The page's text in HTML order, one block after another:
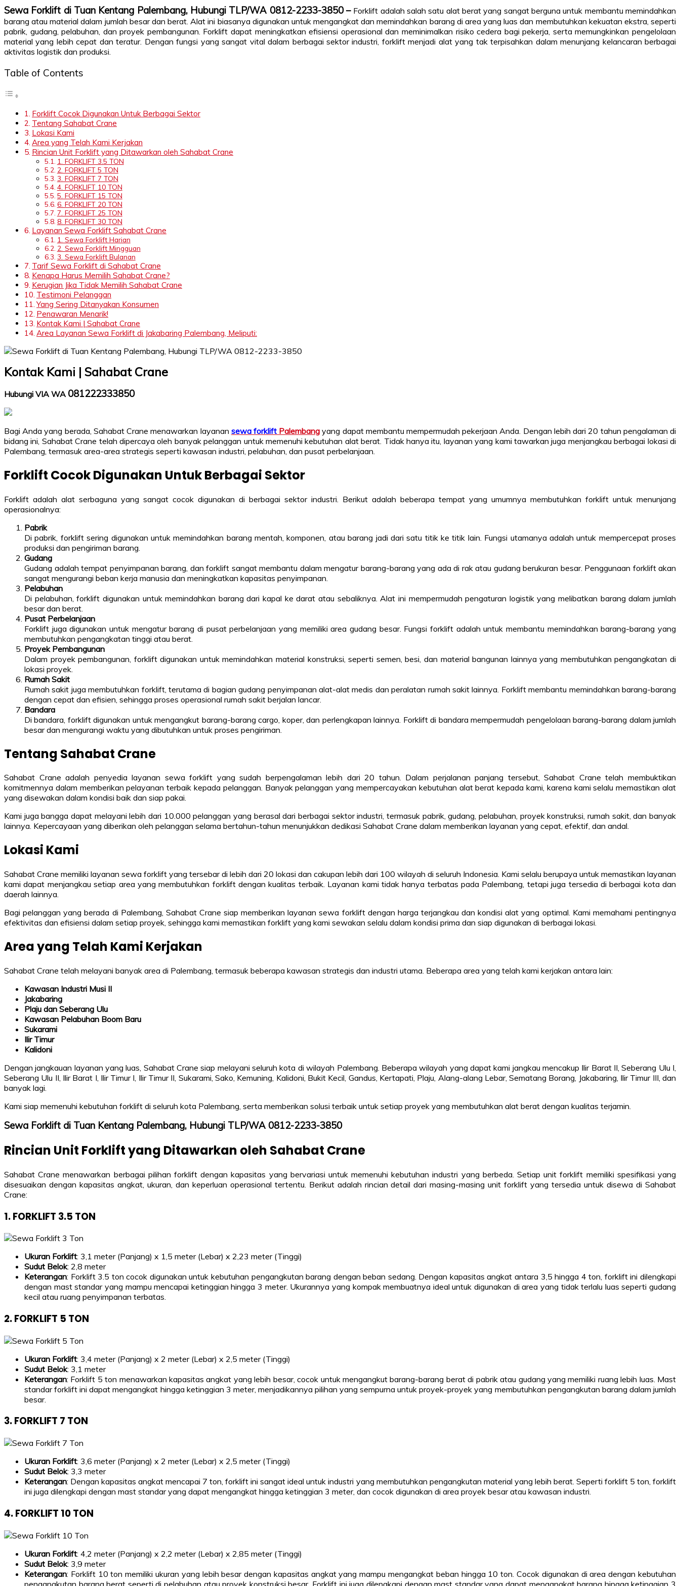
Sewa Forklift di Tuan Kentang Palembang, Hubungi TLP/WA 0812-2233-3850 – Forklift adalah salah satu alat berat yang sangat berguna untuk membantu memindahkan
barang atau material dalam jumlah besar dan berat. Alat ini biasanya digunakan untuk mengangkat dan memindahkan barang di area yang luas dan membutuhkan kekuatan ekstra, seperti
pabrik, gudang, pelabuhan, dan proyek pembangunan. Forklift dapat meningkatkan efisiensi operasional dan meminimalkan risiko cedera bagi pekerja, serta memungkinkan pengelolaan
material yang lebih cepat dan teratur. Dengan fungsi yang sangat vital dalam berbagai sektor industri, forklift menjadi alat yang tak terpisahkan dalam menunjang kelancaran berbagai
aktivitas logistik dan produksi.
Table of Contents
Forklift Cocok Digunakan Untuk Berbagai Sektor
Tentang Sahabat Crane
Lokasi Kami
Area yang Telah Kami Kerjakan
Rincian Unit Forklift yang Ditawarkan oleh Sahabat Crane
1. FORKLIFT 3.5 TON
2. FORKLIFT 5 TON
3. FORKLIFT 7 TON
4. FORKLIFT 10 TON
5. FORKLIFT 15 TON
6. FORKLIFT 20 TON
7. FORKLIFT 25 TON
8. FORKLIFT 30 TON
Layanan Sewa Forklift Sahabat Crane
1. Sewa Forklift Harian
2. Sewa Forklift Mingguan
3. Sewa Forklift Bulanan
Tarif Sewa Forklift di Sahabat Crane
Kenapa Harus Memilih Sahabat Crane?
Kerugian Jika Tidak Memilih Sahabat Crane
Testimoni Pelanggan
Yang Sering Ditanyakan Konsumen
Penawaran Menarik!
Kontak Kami | Sahabat Crane
Area Layanan Sewa Forklift di Jakabaring Palembang, Meliputi:
Kontak Kami | Sahabat Crane
Hubungi VIA WA 081222333850
Bagi Anda yang berada, Sahabat Crane menawarkan layanan sewa forkliftPalembang yang dapat membantu mempermudah pekerjaan Anda. Dengan lebih dari 20 tahun pengalaman di
bidang ini, Sahabat Crane telah dipercaya oleh banyak pelanggan untuk memenuhi kebutuhan alat berat. Tidak hanya itu, layanan yang kami tawarkan juga menjangkau berbagai lokasi di
Palembang, termasuk area-area strategis seperti kawasan industri, pelabuhan, dan pusat perbelanjaan.
Forklift Cocok Digunakan Untuk Berbagai Sektor
Forklift adalah alat serbaguna yang sangat cocok digunakan di berbagai sektor industri. Berikut adalah beberapa tempat yang umumnya membutuhkan forklift untuk menunjang
operasionalnya:
Pabrik
Di pabrik, forklift sering digunakan untuk memindahkan barang mentah, komponen, atau barang jadi dari satu titik ke titik lain. Fungsi utamanya adalah untuk mempercepat proses
produksi dan pengiriman barang.
Gudang
Gudang adalah tempat penyimpanan barang, dan forklift sangat membantu dalam mengatur barang-barang yang ada di rak atau gudang berukuran besar. Penggunaan forklift akan
sangat mengurangi beban kerja manusia dan meningkatkan kapasitas penyimpanan.
Pelabuhan
Di pelabuhan, forklift digunakan untuk memindahkan barang dari kapal ke darat atau sebaliknya. Alat ini mempermudah pengaturan logistik yang melibatkan barang dalam jumlah
besar dan berat.
Pusat Perbelanjaan
Forklift juga digunakan untuk mengatur barang di pusat perbelanjaan yang memiliki area gudang besar. Fungsi forklift adalah untuk membantu memindahkan barang-barang yang
membutuhkan pengangkatan tinggi atau berat.
Proyek Pembangunan
Dalam proyek pembangunan, forklift digunakan untuk memindahkan material konstruksi, seperti semen, besi, dan material bangunan lainnya yang membutuhkan pengangkatan di
lokasi proyek.
Rumah Sakit
Rumah sakit juga membutuhkan forklift, terutama di bagian gudang penyimpanan alat-alat medis dan peralatan rumah sakit lainnya. Forklift membantu memindahkan barang-barang
dengan cepat dan efisien, sehingga proses operasional rumah sakit berjalan lancar.
Bandara
Di bandara, forklift digunakan untuk mengangkut barang-barang cargo, koper, dan perlengkapan lainnya. Forklift di bandara mempermudah pengelolaan barang-barang dalam jumlah
besar dan mengurangi waktu yang dibutuhkan untuk proses pengiriman.
Tentang Sahabat Crane
Sahabat Crane adalah penyedia layanan sewa forklift yang sudah berpengalaman lebih dari 20 tahun. Dalam perjalanan panjang tersebut, Sahabat Crane telah membuktikan
komitmennya dalam memberikan pelayanan terbaik kepada pelanggan. Banyak pelanggan yang mempercayakan kebutuhan alat berat kepada kami, karena kami selalu memastikan alat
yang disewakan dalam kondisi baik dan siap pakai.
Kami juga bangga dapat melayani lebih dari 10.000 pelanggan yang berasal dari berbagai sektor industri, termasuk pabrik, gudang, pelabuhan, proyek konstruksi, rumah sakit, dan banyak
lainnya. Kepercayaan yang diberikan oleh pelanggan selama bertahun-tahun menunjukkan dedikasi Sahabat Crane dalam memberikan layanan yang cepat, efektif, dan andal.
Lokasi Kami
Sahabat Crane memiliki layanan sewa forklift yang tersebar di lebih dari 20 lokasi dan cakupan lebih dari 100 wilayah di seluruh Indonesia. Kami selalu berupaya untuk memastikan layanan
kami dapat menjangkau setiap area yang membutuhkan forklift dengan kualitas terbaik. Layanan kami tidak hanya terbatas pada Palembang, tetapi juga tersedia di berbagai kota dan
daerah lainnya.
Bagi pelanggan yang berada di Palembang, Sahabat Crane siap memberikan layanan sewa forklift dengan harga terjangkau dan kondisi alat yang optimal. Kami memahami pentingnya
efektivitas dan efisiensi dalam setiap proyek, sehingga kami memastikan forklift yang kami sewakan selalu dalam kondisi prima dan siap digunakan di berbagai lokasi.
Area yang Telah Kami Kerjakan
Sahabat Crane telah melayani banyak area di Palembang, termasuk beberapa kawasan strategis dan industri utama. Beberapa area yang telah kami kerjakan antara lain:
Kawasan Industri Musi II
Jakabaring
Plaju dan Seberang Ulu
Kawasan Pelabuhan Boom Baru
Sukarami
Ilir Timur
Kalidoni
Dengan jangkauan layanan yang luas, Sahabat Crane siap melayani seluruh kota di wilayah Palembang. Beberapa wilayah yang dapat kami jangkau mencakup Ilir Barat II, Seberang Ulu I,
Seberang Ulu II, Ilir Barat I, Ilir Timur I, Ilir Timur II, Sukarami, Sako, Kemuning, Kalidoni, Bukit Kecil, Gandus, Kertapati, Plaju, Alang-alang Lebar, Sematang Borang, Jakabaring, Ilir Timur III, dan
banyak lagi.
Kami siap memenuhi kebutuhan forklift di seluruh kota Palembang, serta memberikan solusi terbaik untuk setiap proyek yang membutuhkan alat berat dengan kualitas terjamin.
Sewa Forklift di Tuan Kentang Palembang, Hubungi TLP/WA 0812-2233-3850
Rincian Unit Forklift yang Ditawarkan oleh Sahabat Crane
Sahabat Crane menawarkan berbagai pilihan forklift dengan kapasitas yang bervariasi untuk memenuhi kebutuhan industri yang berbeda. Setiap unit forklift memiliki spesifikasi yang
disesuaikan dengan kapasitas angkat, ukuran, dan keperluan operasional tertentu. Berikut adalah rincian detail dari masing-masing unit forklift yang tersedia untuk disewa di Sahabat
Crane:
1.FORKLIFT 3.5 TON
Ukuran Forklift: 3,1 meter (Panjang) x 1,5 meter (Lebar) x 2,23 meter (Tinggi)
Sudut Belok: 2,8 meter
Keterangan: Forklift 3.5 ton cocok digunakan untuk kebutuhan pengangkutan barang dengan beban sedang. Dengan kapasitas angkat antara 3,5 hingga 4 ton, forklift ini dilengkapi
dengan mast standar yang mampu mencapai ketinggian hingga 3 meter. Ukurannya yang kompak membuatnya ideal untuk digunakan di area yang tidak terlalu luas seperti gudang
kecil atau ruang penyimpanan terbatas.
2.FORKLIFT 5 TON
Ukuran Forklift: 3,4 meter (Panjang) x 2 meter (Lebar) x 2,5 meter (Tinggi)
Sudut Belok: 3,1 meter
Keterangan: Forklift 5 ton menawarkan kapasitas angkat yang lebih besar, cocok untuk mengangkut barang-barang berat di pabrik atau gudang yang memiliki ruang lebih luas. Mast
standar forklift ini dapat mengangkat hingga ketinggian 3 meter, menjadikannya pilihan yang sempurna untuk proyek-proyek yang membutuhkan pengangkutan barang dalam jumlah
besar.
3.FORKLIFT 7 TON
Ukuran Forklift: 3,6 meter (Panjang) x 2 meter (Lebar) x 2,5 meter (Tinggi)
Sudut Belok: 3,3 meter
Keterangan: Dengan kapasitas angkat mencapai 7 ton, forklift ini sangat ideal untuk industri yang membutuhkan pengangkutan material yang lebih berat. Seperti forklift 5 ton, forklift
ini juga dilengkapi dengan mast standar yang dapat mengangkat hingga ketinggian 3 meter, dan cocok digunakan di area proyek besar atau kawasan industri.
4.FORKLIFT 10 TON
Ukuran Forklift: 4,2 meter (Panjang) x 2,2 meter (Lebar) x 2,85 meter (Tinggi)
Sudut Belok: 3,9 meter
Keterangan: Forklift 10 ton memiliki ukuran yang lebih besar dengan kapasitas angkat yang mampu mengangkat beban hingga 10 ton. Cocok digunakan di area dengan kebutuhan
pengangkutan barang berat seperti di pelabuhan atau proyek konstruksi besar. Forklift ini juga dilengkapi dengan mast standar yang dapat mengangkat barang hingga ketinggian 3